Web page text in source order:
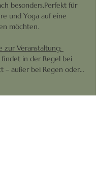
besonders.Perfekt für
und Yoga auf eine
möchten.
zur Veranstaltung:
in der Regel bei
– außer bei Regen oder…